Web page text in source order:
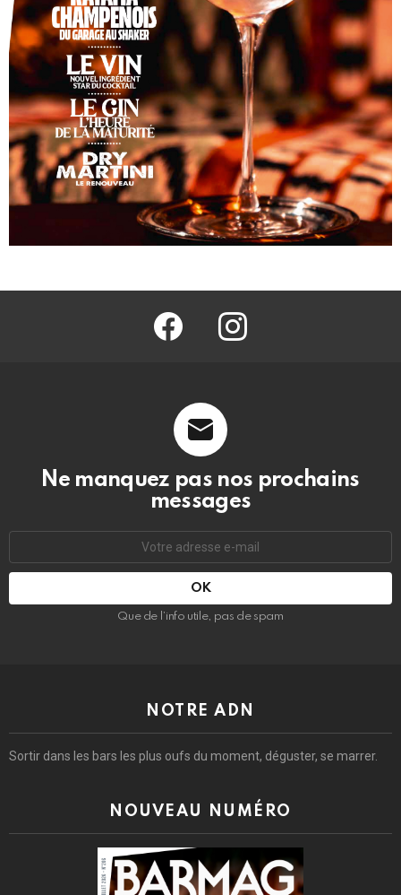
facebook @barmag.fr
Ne manquez pas nos prochains
messages
mail
Que de l’info utile, pas de spam
NOTRE ADN
Sortir dans les bars les plus oufs du moment, déguster, se marrer.
NOUVEAU NUMÉRO